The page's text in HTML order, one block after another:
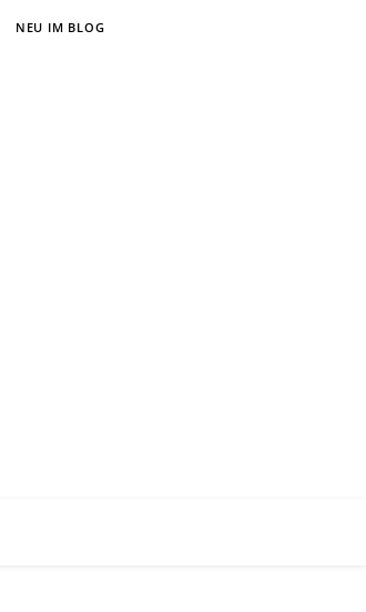
NEU IM BLOG